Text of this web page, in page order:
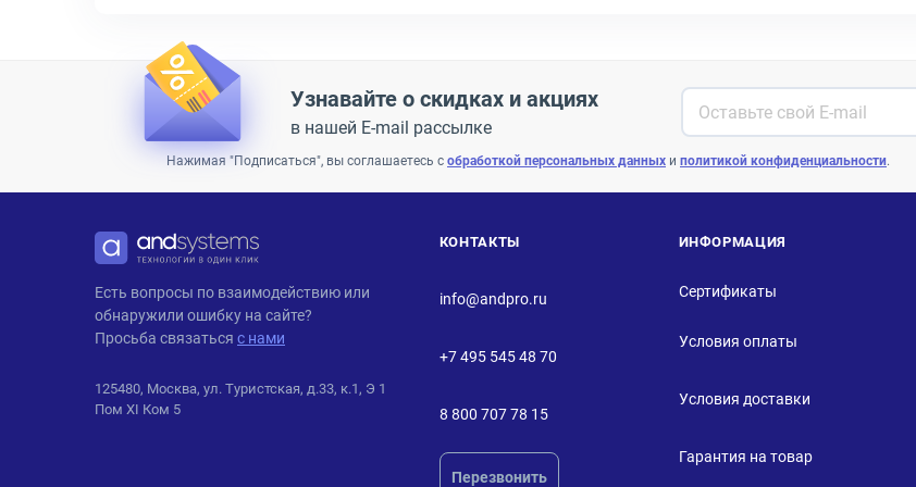
Узнавайте о скидках и акциях
в нашей E-mail рассылке
Нажимая "Подписаться", вы соглашаетесь с обработкой персональных данных и политикой конфиденциальности.
ANDPRO
Есть вопросы по взаимодействию или
обнаружили ошибку на сайте?
Просьба связаться с нами
125480, Москва, ул. Туристская, д.33, к.1, Э 1
Пом XI Ком 5
КОНТАКТЫ
info@andpro.ru
+7 495 545 48 70
8 800 707 78 15
Перезвонить
ИНФОРМАЦИЯ
Сертификаты
Условия оплаты
Условия доставки
Гарантия на товар